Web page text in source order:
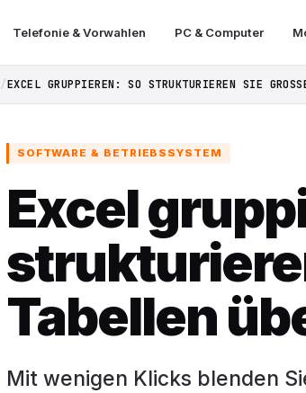
Telefonie & Vorwahlen PC & Computer
EXCEL GRUPPIEREN: SO STRUKTURIEREN SIE
SOFTWARE & BETRIEBSSYSTEM
Excel
Tabellen
Mit wenigen Klicks blenden